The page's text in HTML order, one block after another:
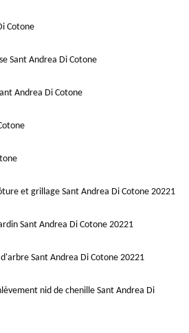
Cotone
Sant Andrea Di Cotone
Andrea Di Cotone
et grillage Sant Andrea Di Cotone 20221
Sant Andrea Di Cotone 20221
Sant Andrea Di Cotone 20221
nid de chenille Sant Andrea Di